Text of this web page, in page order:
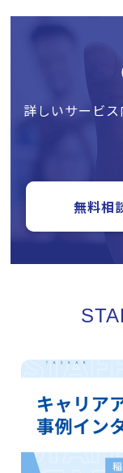
詳しいサービ
無料相